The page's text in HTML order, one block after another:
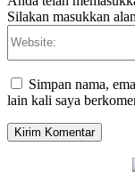
Silakan masukkan
Simpan nama,
lain kali saya